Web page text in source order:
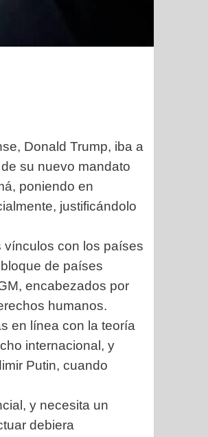
Donald Trump, iba a
su nuevo mandato
poniendo en
justificándolo
vínculos con los países
de países
encabezados por
humanos.
en línea con la teoría
internacional, y
Putin, cuando
y necesita un
debiera